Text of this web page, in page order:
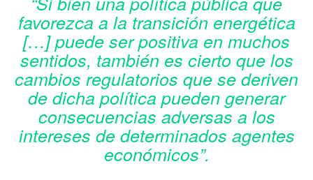
favorezca a la transición energética
[…] puede ser positiva en muchos
sentidos, también es cierto que los
cambios regulatorios que se deriven
de dicha política pueden generar
consecuencias adversas a los
intereses de determinados agentes
económicos”.